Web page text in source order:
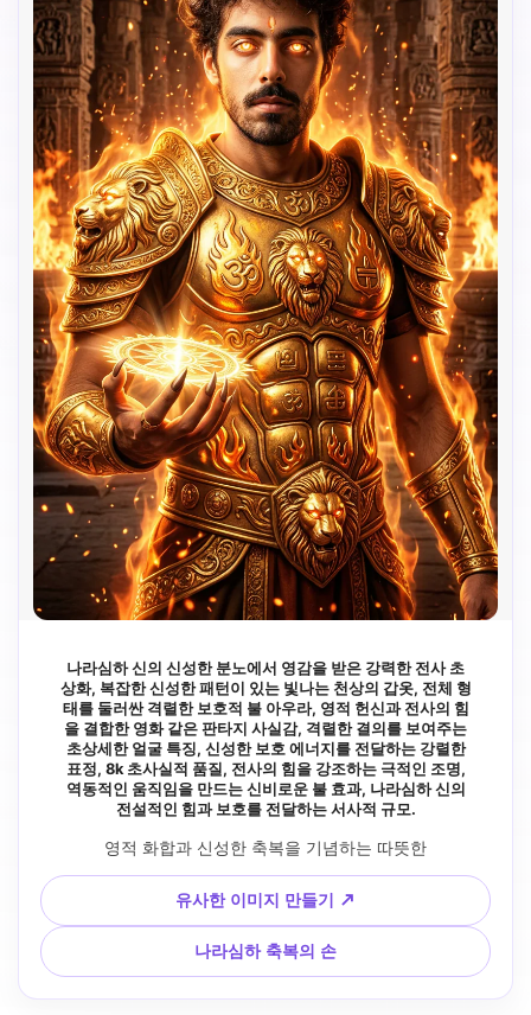
나라심하 신의 신성한 분노에서 영감을 받은 강력한 전사 초
상화, 복잡한 신성한 패턴이 있는 빛나는 천상의 갑옷, 전체 형
태를 둘러싼 격렬한 보호적 불 아우라, 영적 헌신과 전사의 힘
을 결합한 영화 같은 판타지 사실감, 격렬한 결의를 보여주는
초상세한 얼굴 특징, 신성한 보호 에너지를 전달하는 강렬한
표정, 8k 초사실적 품질, 전사의 힘을 강조하는 극적인 조명,
역동적인 움직임을 만드는 신비로운 불 효과, 나라심하 신의
전설적인 힘과 보호를 전달하는 서사적 규모.
유사한 이미지 만들기 ↗
나라심하 축복의 손